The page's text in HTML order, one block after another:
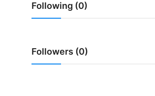
Indonesia
Following (0)
Followers (0)